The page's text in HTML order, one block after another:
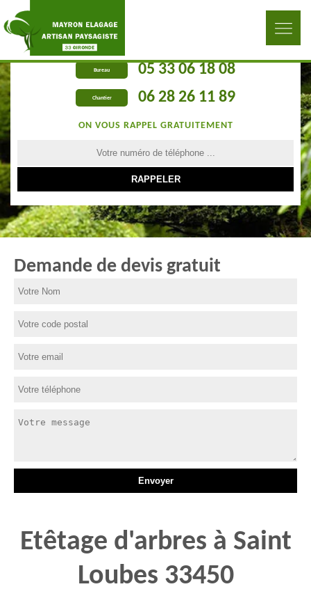
Bureau 05 33 06 18 08
Chantier 06 28 26 11 89
ON VOUS RAPPEL GRATUITEMENT
Demande de devis gratuit
Etêtage d'arbres à Saint
Loubes 33450